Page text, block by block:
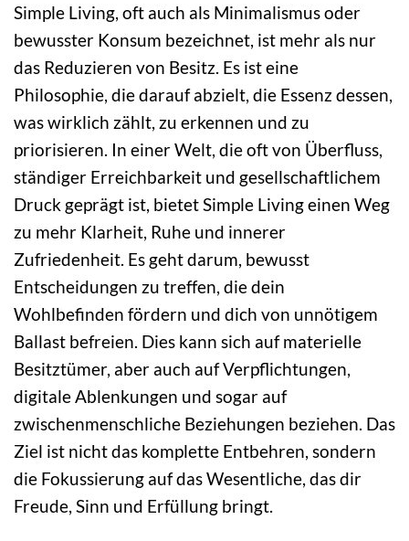
Simple Living, oft auch als Minimalismus oder
bewusster Konsum bezeichnet, ist mehr als nur
das Reduzieren von Besitz. Es ist eine
Philosophie, die darauf abzielt, die Essenz dessen,
was wirklich zählt, zu erkennen und zu
priorisieren. In einer Welt, die oft von Überfluss,
ständiger Erreichbarkeit und gesellschaftlichem
Druck geprägt ist, bietet Simple Living einen Weg
zu mehr Klarheit, Ruhe und innerer
Zufriedenheit. Es geht darum, bewusst
Entscheidungen zu treffen, die dein
Wohlbefinden fördern und dich von unnötigem
Ballast befreien. Dies kann sich auf materielle
Besitztümer, aber auch auf Verpflichtungen,
digitale Ablenkungen und sogar auf
zwischenmenschliche Beziehungen beziehen. Das
Ziel ist nicht das komplette Entbehren, sondern
die Fokussierung auf das Wesentliche, das dir
Freude, Sinn und Erfüllung bringt.